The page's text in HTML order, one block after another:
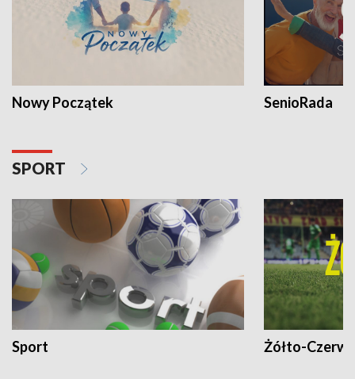
Nowy Początek SenioRada
SPORT
Sport Żółto-